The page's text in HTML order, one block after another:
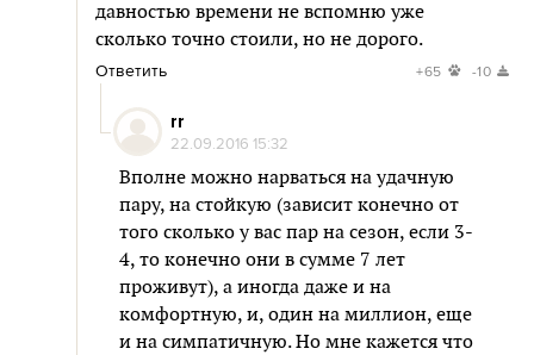
давностью времени не вспомню уже
сколько точно стоили, но не дорого.
Ответить +65 -10
rr
22.09.2016 15:32
Вполне можно нарваться на удачную
пару, на стойкую (зависит конечно от
того сколько у вас пар на сезон, если 3-
4, то конечно они в сумме 7 лет
проживут), а иногда даже и на
комфортную, и, один на миллион, еще
и на симпатичную. Но мне кажется что